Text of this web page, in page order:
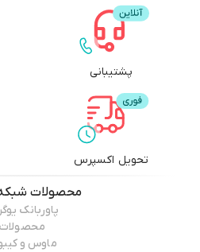
پشتیبانی
تحویل اکسپرس
محصولات
پاوربانک
محصولات
ماوس و